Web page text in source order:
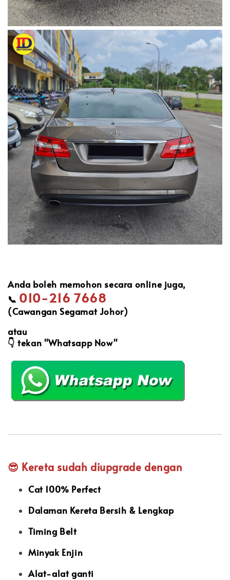
Anda boleh memohon secara online juga,
📞 010-216 7668
(Cawangan Segamat Johor)
atau
👇 tekan "Whatsapp Now"
😎 Kereta sudah diupgrade dengan
Cat 100% Perfect
Dalaman Kereta Bersih & Lengkap
Timing Belt
Minyak Enjin
Alat-alat ganti